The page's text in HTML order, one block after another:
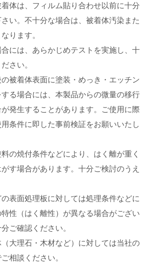
体は、フィルム貼り合わせ以前に十分
い。不十分な場合は、被着体汚染また
ります。
には、あらかじめテストを実施し、十
さい。
被着体表面に塗装・めっき・エッチン
る場合には、本製品からの微量の移行
発生することがあります。ご使用に際
条件に即した事前検証をお願いいたし
の焼付条件などにより、はく離が重く
す場合があります。十分ご検討のうえ
表面処理板に対しては処理条件などに
性（はく離性）が異なる場合がござい
ご確認ください。
大理石・木材など）に対しては当社の
相談ください。